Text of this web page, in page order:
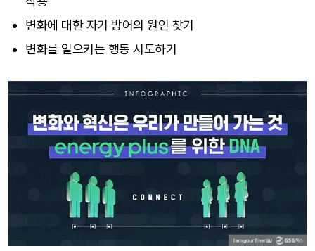
변화에 대한 자기 방어의 원인 찾기
변화를 일으키는 행동 시도하기